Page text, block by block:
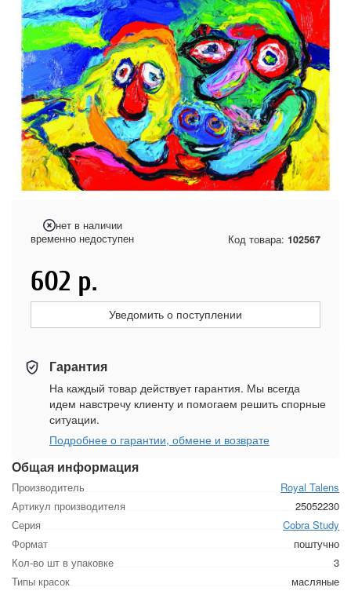
Общая информация
Производитель
Royal Talens
Артикул производителя
25052230
Серия
Cobra Study
Формат
поштучно
Кол-во шт в упаковке
3
Типы красок
масляные
нет в наличии
временно недоступен
Код товара: 102567
602 р.
Уведомить о поступлении
Гарантия
На каждый товар действует гарантия. Мы всегда
идем навстречу клиенту и помогаем решить спорные
ситуации.
Подробнее о гарантии, обмене и возврате